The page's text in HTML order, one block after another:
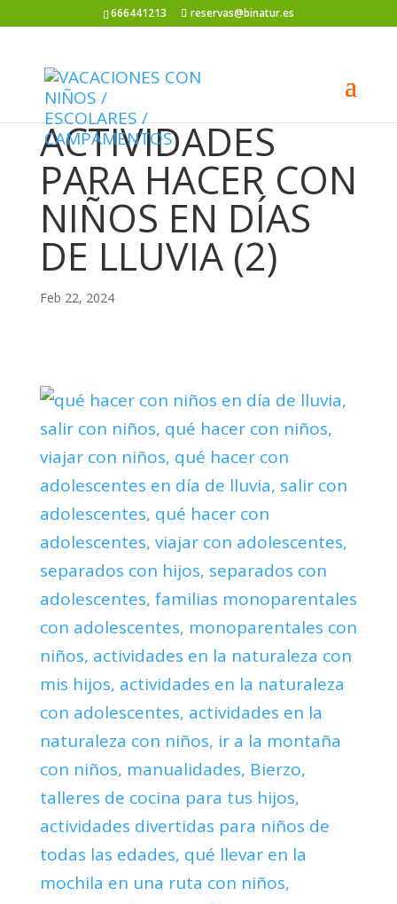
666441213 reservas@binatur.es
ACTIVIDADES
PARA HACER CON
NIÑOS EN DÍAS
DE LLUVIA (2)
Feb 22, 2024